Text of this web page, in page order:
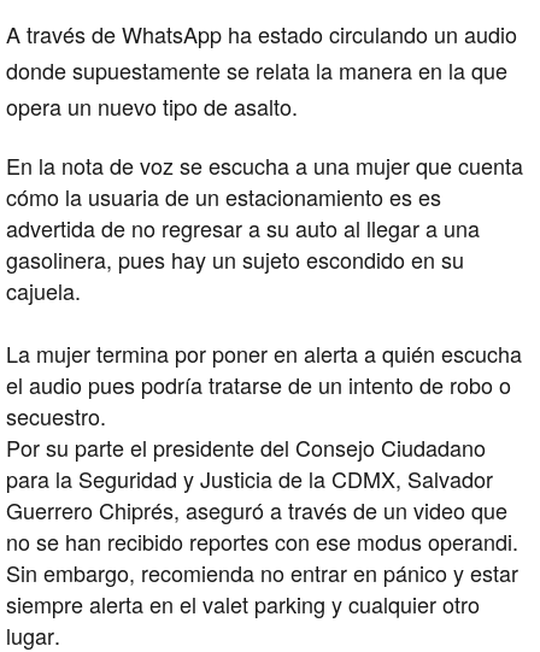
A través de WhatsApp ha estado circulando un audio
donde supuestamente se relata la manera en la que
opera un nuevo tipo de asalto.
En la nota de voz se escucha a una mujer que cuenta
cómo la usuaria de un estacionamiento es es
advertida de no regresar a su auto al llegar a una
gasolinera, pues hay un sujeto escondido en su
cajuela.
La mujer termina por poner en alerta a quién escucha
el audio pues podría tratarse de un intento de robo o
secuestro.
Por su parte el presidente del Consejo Ciudadano
para la Seguridad y Justicia de la CDMX, Salvador
Guerrero Chiprés, aseguró a través de un video que
no se han recibido reportes con ese modus operandi.
Sin embargo, recomienda no entrar en pánico y estar
siempre alerta en el valet parking y cualquier otro
lugar.